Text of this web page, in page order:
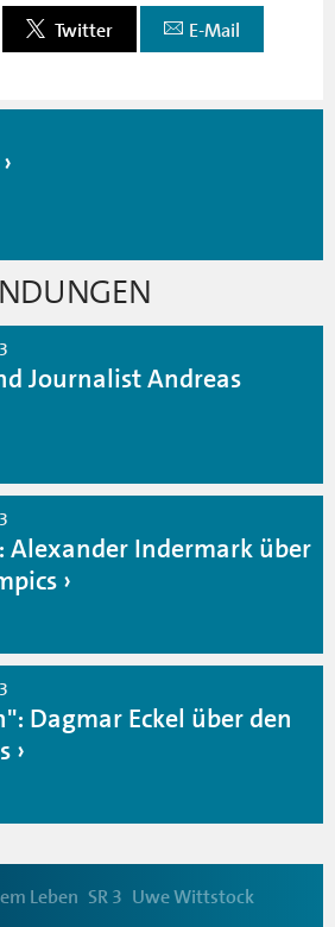
Twitter E-Mail
Journalist Andreas
Alexander Indermark über
Dagmar Eckel über den
Leben SR 3 Uwe Wittstock